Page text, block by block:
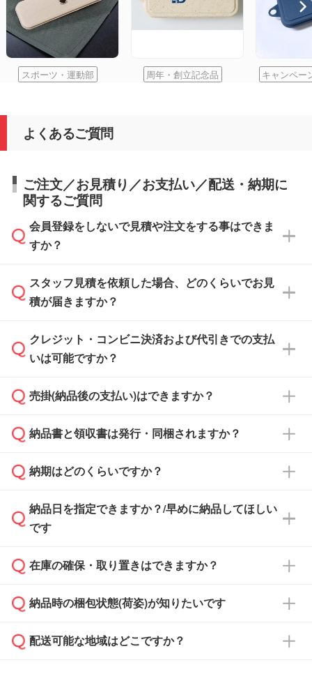
スポーツ・運動部 周年・創立記念品 キャンペー
よくあるご質問
ご注文／お見積り／お支払い／配送・納期に
関するご質問
会員登録をしないで見積や注文をする事はできま
すか？
可能です。見積・注文フォームにて『ゲストの
まま進む』ボタンからお進みのうえ、ご依頼く
スタッフ見積を依頼した場合、どのくらいでお見
積が届きますか？
通常、翌営業日までにお送りしております。混
雑状況によっては、お時間をいただくこともご
依頼いただいた場合は、翌営業日以降のご連絡
クレジット・コンビニ決済および代引きでの支払
いは可能ですか？
銀行振込のみのご対応となります。
売掛(納品後の支払い)はできますか？
基本的には先入金をお願いしておりますが、自
どの場合は、月末締め翌月末払いに対応可能で
また、卒業・卒園記念品で対策委員会や個人様
校や幼稚園・保育園であれば、同様の条件でご
ご希望の際は担当スタッフまでお気軽にご相談
ください。
納品書と領収書は発行・同梱されますか？
納品書・領収書は ご依頼をいただいた場合の
ず、通常はPDFデータをメール添付でお送りし
ます。
たは注文フォームの『ご注文に関する備考欄』
納期はどのくらいですか？
・印刷する場合(500個程度)
ご入金、イメージ画像の校了から約2週間～2
ご入金確認後、1～2営業日で出荷いたしま
納品日を指定できますか？/早めに納品してほしい
です
ご希望の納期がある場合は、お問い合わせ・お
い。
応が可能かご案内いたします。
在庫の確保・取り置きはできますか？
ご入金確認後に在庫を確保し、注文確定のご連
はできかねますので予めご了承ください。
納品時の梱包状態(荷姿)が知りたいです
商品によって異なります。各ページにある商品
配送可能な地域はどこですか？